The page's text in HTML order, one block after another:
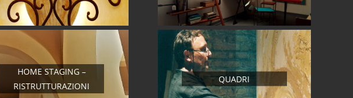
HOME STAGING –
RISTRUTTURAZIONI
QUADRI